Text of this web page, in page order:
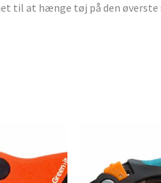
til at hænge tøj på den